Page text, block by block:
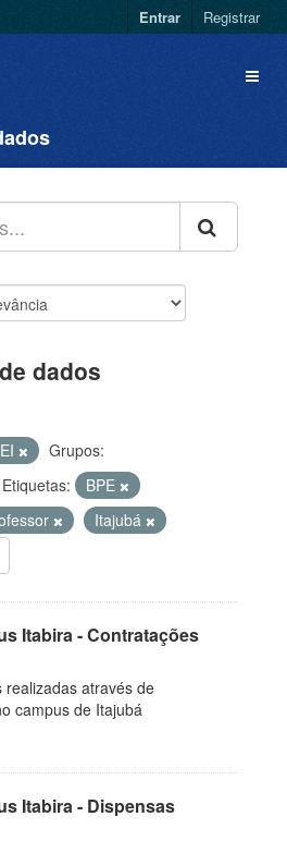
Entrar Registrar
dados
Grupos:
Etiquetas:
BPE
Itajubá
Itabira - Contratações
realizadas através de
campus de Itajubá
Itabira - Dispensas